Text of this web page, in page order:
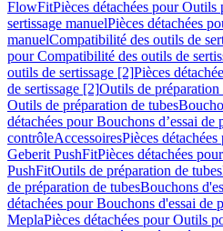
FlowFitPièces détachées pour
sertissage manuelPièces détachées
manuelCompatibilité des outils de
pour Compatibilité des outils de
outils de sertissage [2]Pièces
de sertissage [2]Outils de préparation
Outils de préparation de tubes
détachées pour Bouchons d’essai de
contrôleAccessoiresPièces
Geberit PushFitPièces détachées
PushFitOutils de préparation de tubes
de préparation de tubesBouchons
détachées pour Bouchons d'essai de
MeplaPièces détachées pour Outils